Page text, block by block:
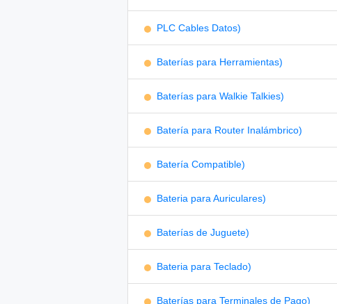
PLC Cables Datos)
Baterías para Herramientas)
Baterías para Walkie Talkies)
Batería para Router Inalámbrico)
Batería Compatible)
Bateria para Auriculares)
Baterías de Juguete)
Bateria para Teclado)
Baterías para Terminales de Pago)